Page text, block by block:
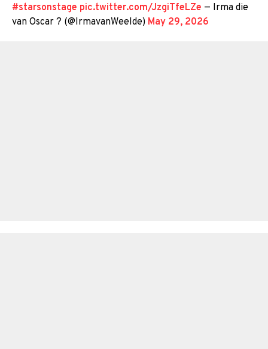
#starsonstage pic.twitter.com/JzgiTfeLZe — Irma die
van Oscar ? (@IrmavanWeelde) May 29, 2026